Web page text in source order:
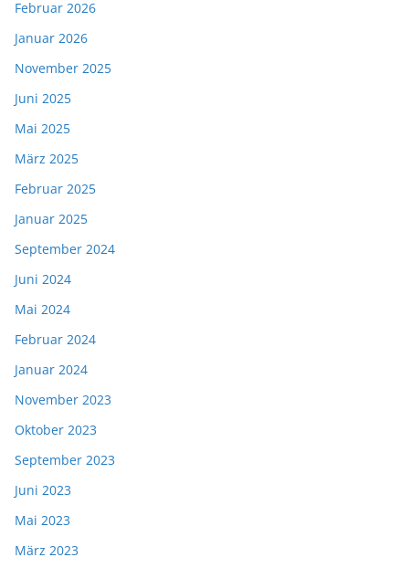
Februar 2026
Januar 2026
November 2025
Juni 2025
Mai 2025
März 2025
Februar 2025
Januar 2025
September 2024
Juni 2024
Mai 2024
Februar 2024
Januar 2024
November 2023
Oktober 2023
September 2023
Juni 2023
Mai 2023
März 2023